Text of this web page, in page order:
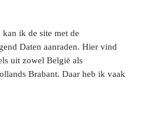
kan ik de site met de
Daten aanraden. Hier vind
uit zowel België als
Brabant. Daar heb ik vaak